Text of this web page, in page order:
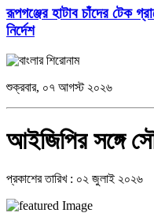
রূপগঞ্জের হাটাব চাঁদের টেক
নির্দেশ
শুক্রবার, ০৭ আগস্ট ২০২৬
আইজিপির সঙ্গে
প্রকাশের তারিখ : ০২ জুলাই ২০২৬